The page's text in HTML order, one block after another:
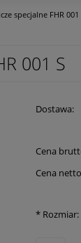
specjalne FHR 001
001 S
Dostawa:
Cena
Cena
* Rozmiar: